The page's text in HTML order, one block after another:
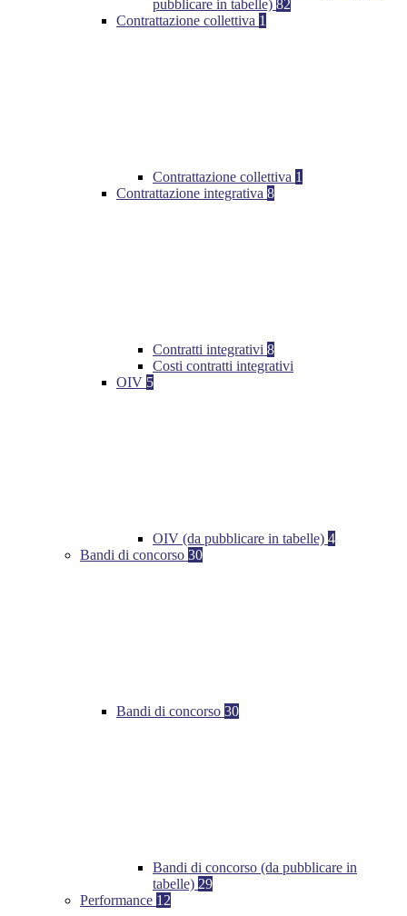
pubblicare in tabelle) 82
Contrattazione collettiva 1
Contrattazione collettiva 1
Contrattazione integrativa 8
Contratti integrativi 8
Costi contratti integrativi
OIV 5
OIV (da pubblicare in tabelle) 4
Bandi di concorso 30
Bandi di concorso 30
Bandi di concorso (da pubblicare in
tabelle) 29
Performance 12